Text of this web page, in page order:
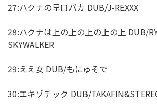
27:ハクナの早口バカ DUB/J-REXXX
28:ハクナは上の上の上の上の上 DUB/
SKYWALKER
29:ええ女 DUB/もにゅそで
30:エキゾチック DUB/